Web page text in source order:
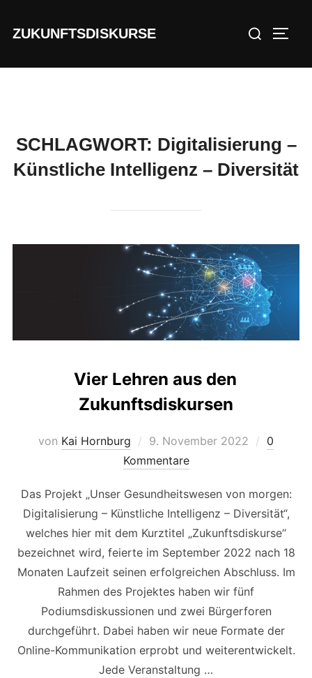
Inhalten
ZUKUNFTSDISKURSE
nach:
SCHLAGWORT: Digitalisierung –
Künstliche Intelligenz – Diversität
Vier Lehren aus den
Zukunftsdiskursen
von Kai Hornburg
Veröffentlicht
am
9. November 2022
0
Kommentare
Das Projekt „Unser Gesundheitswesen von morgen:
Digitalisierung – Künstliche Intelligenz – Diversität“,
welches hier mit dem Kurztitel „Zukunftsdiskurse“
bezeichnet wird, feierte im September 2022 nach 18
Monaten Laufzeit seinen erfolgreichen Abschluss. Im
Rahmen des Projektes haben wir fünf
Podiumsdiskussionen und zwei Bürgerforen
durchgeführt. Dabei haben wir neue Formate der
Online-Kommunikation erprobt und weiterentwickelt.
Jede Veranstaltung …